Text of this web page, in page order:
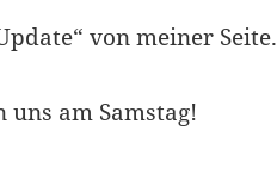
von meiner Seite.
am Samstag!